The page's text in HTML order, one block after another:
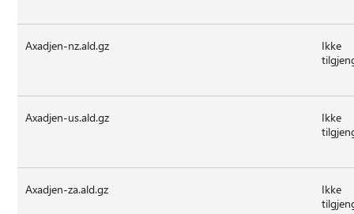
Axadjen-nz.ald.gz
Ikke
Axadjen-us.ald.gz
Ikke
Axadjen-za.ald.gz
Ikke